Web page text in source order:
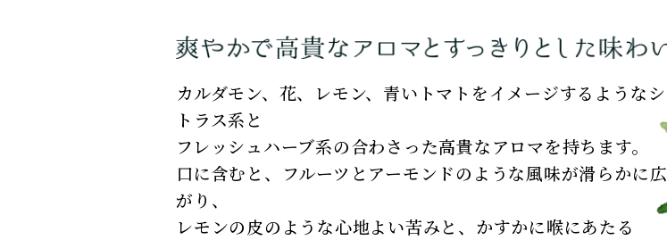
カルダモン、花、レモン、青いトマトをイメージするようなシ
トラス系と
フレッシュハーブ系の合わさった高貴なアロマを持ちます。
口に含むと、フルーツとアーモンドのような風味が滑らかに広
がり、
レモンの皮のような心地よい苦みと、かすかに喉にあたる